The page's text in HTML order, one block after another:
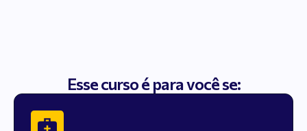
Esse curso é para você se: